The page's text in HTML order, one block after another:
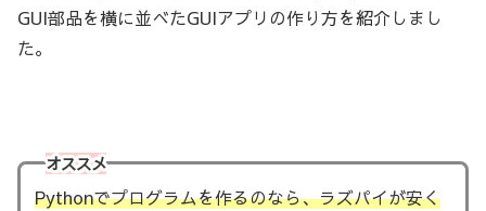
GUI部品を横に並べたGUIアプリの作り方を紹介しまし
た。
オススメ
Pythonでプログラムを作るのなら、ラズパイが安く